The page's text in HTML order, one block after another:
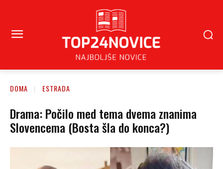
DOMA ESTRADA
Drama: Počilo med tema dvema znanima
Slovencema (Bosta šla do konca?)